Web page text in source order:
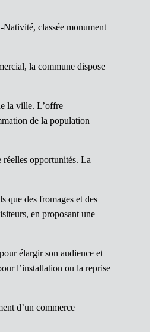
classée monument
la commune dispose
la ville. L’offre
de la population
réelles opportunités. La
que des fromages et des
en proposant une
élargir son audience et
l’installation ou la reprise
d’un commerce